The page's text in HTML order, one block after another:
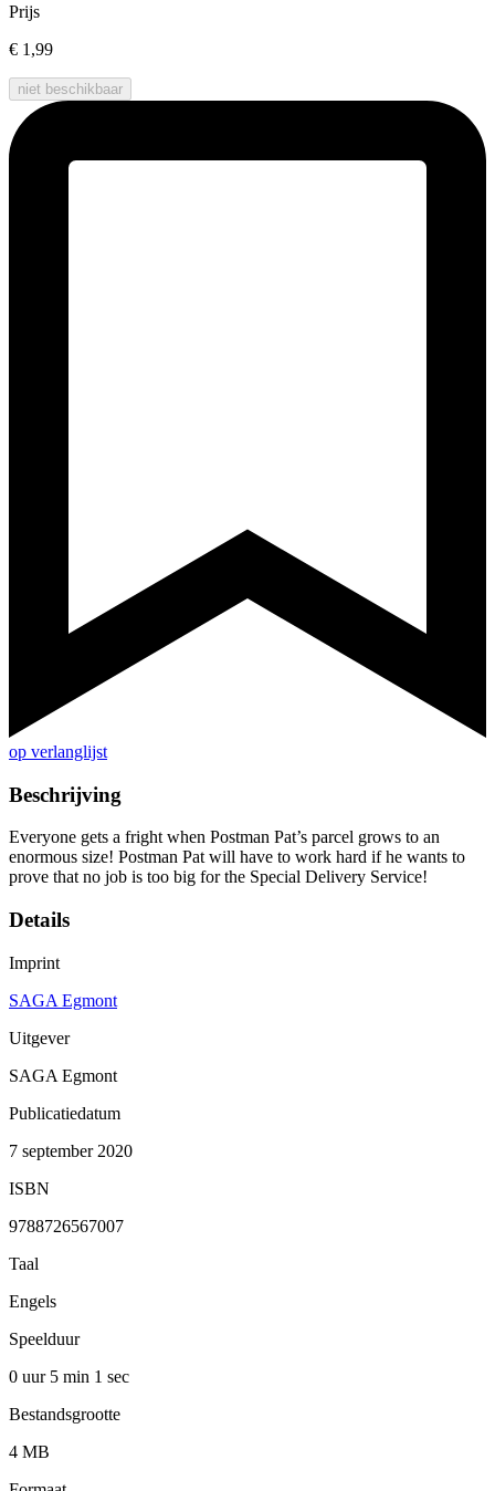
Prijs
€ 1,99
niet beschikbaar
op verlanglijst
Beschrijving
Everyone gets a fright when Postman Pat’s parcel grows to an
enormous size! Postman Pat will have to work hard if he wants to
prove that no job is too big for the Special Delivery Service!
Details
Imprint
SAGA Egmont
Uitgever
SAGA Egmont
Publicatiedatum
7 september 2020
ISBN
9788726567007
Taal
Engels
Speelduur
0 uur 5 min 1 sec
Bestandsgrootte
4 MB